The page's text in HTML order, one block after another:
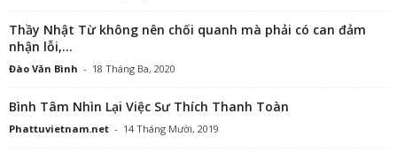
Thầy Nhật Từ không nên chối quanh mà phải có can đảm
nhận lỗi,...
Đào Văn Bình - 18 Tháng Ba, 2020
Bình Tâm Nhìn Lại Việc Sư Thích Thanh Toàn
Phattuvietnam.net - 14 Tháng Mười, 2019